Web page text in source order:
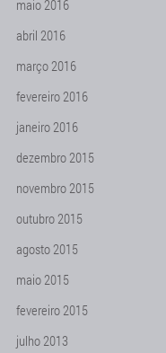
maio 2016
abril 2016
março 2016
fevereiro 2016
janeiro 2016
dezembro 2015
novembro 2015
outubro 2015
agosto 2015
maio 2015
fevereiro 2015
julho 2013